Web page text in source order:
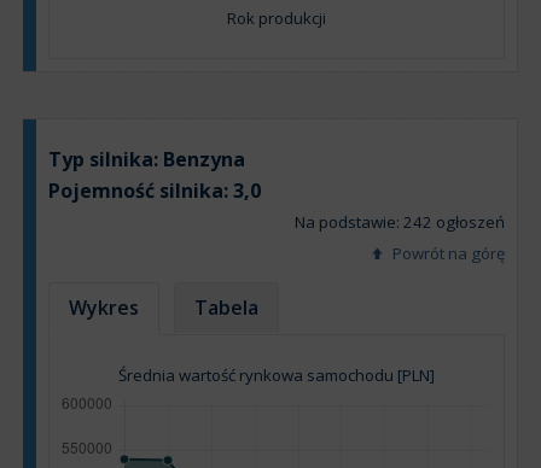
Rok produkcji
Typ silnika: Benzyna
Pojemność silnika:3,0
Na podstawie: 242 ogłoszeń
Powrót na górę
Wykres Tabela
Średnia wartość rynkowa samochodu [PLN]